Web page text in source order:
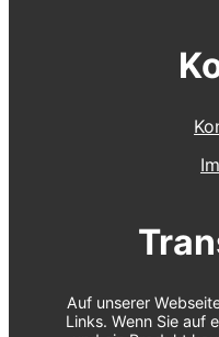
Auf unserer
Links. Wenn Sie auf